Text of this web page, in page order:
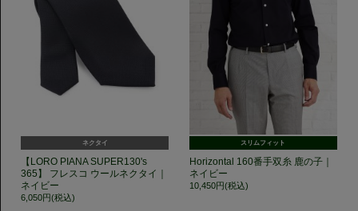
ネクタイ
【LORO PIANA SUPER130's
365】 フレスコ ウールネクタイ｜
ネイビー
6,050円(税込)
スリムフィット
Horizontal 160番手双糸 鹿の子｜
ネイビー
10,450円(税込)